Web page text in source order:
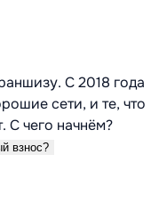
С 2018 года
сети, и те, что
С чего начнём?
взнос?